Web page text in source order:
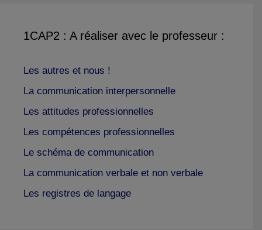
1CAP2 : A réaliser avec le professeur :
Les autres et nous !
La communication interpersonnelle
Les attitudes professionnelles
Les compétences professionnelles
Le schéma de communication
La communication verbale et non verbale
Les registres de langage